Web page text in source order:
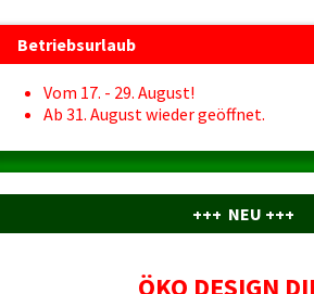
Betriebsurlaub
Vom 17. - 29. August!
Ab 31. August wieder geöffnet.
+++ NEU +++
ÖKO DESIGN